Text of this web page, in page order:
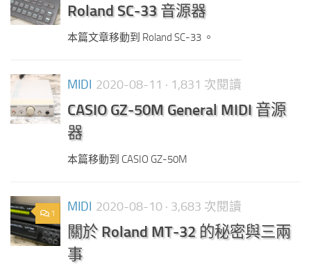
Roland SC-33 音源器
本篇文章移動到 Roland SC-33 。
MIDI 2020-08-11 · 1,831 次閱讀
CASIO GZ-50M General MIDI 音源
器
本篇移動到 CASIO GZ-50M
1 MIDI 2020-08-10 · 3,683 次閱讀
關於 Roland MT-32 的秘密與三兩
事